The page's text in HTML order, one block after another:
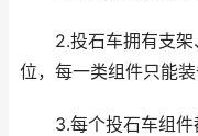
2.投石车拥有支架
位，每一类组件只能
3.每个投石车组件